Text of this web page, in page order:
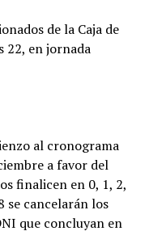
de la Caja de
22, en jornada
al cronograma
a favor del
finalicen en 0, 1, 2,
se cancelarán los
que concluyan en